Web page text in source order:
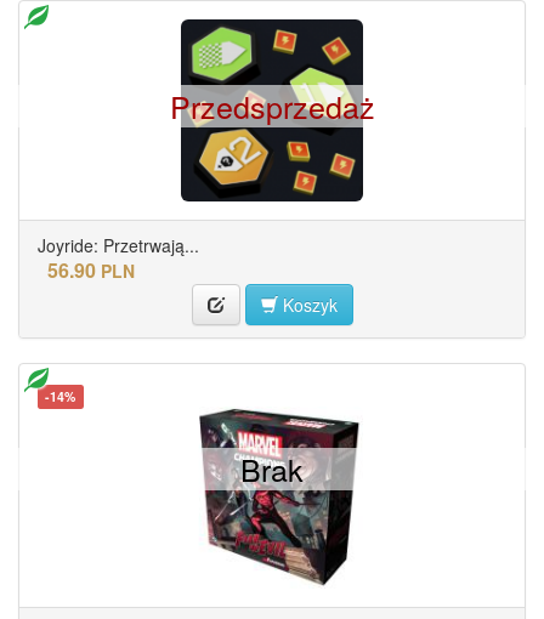
Joyride: Przetrwają...
56.90 PLN
Koszyk
Przedsprzedaż
-14%
Brak